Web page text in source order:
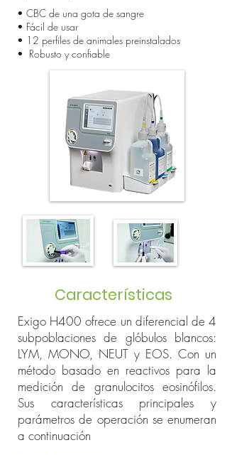
Exigo H400 ofrece un diferencial de 4
subpoblaciones de glóbulos blancos:
LYM, MONO, NEUT y EOS. Con un
método basado en reactivos para la
medición de granulocitos eosinófilos.
Sus características principales y
parámetros de operación se enumeran
a continuación
Características
• CBC de una gota de sangre
• Fácil de usar
• 12 perfiles de animales preinstalados
• Robusto y confiable